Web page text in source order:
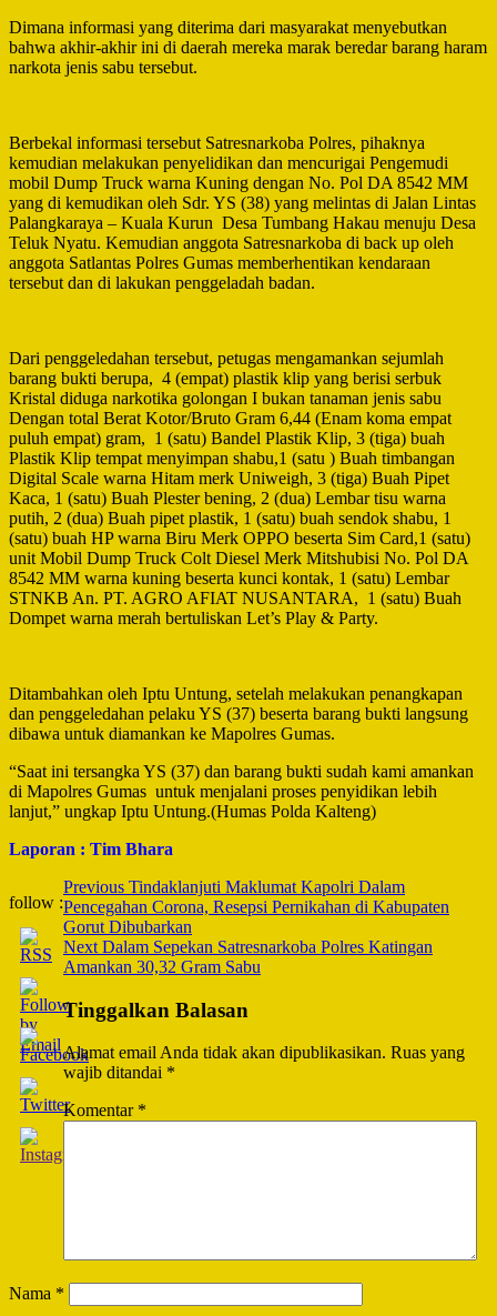
Dimana informasi yang diterima dari masyarakat menyebutkan
bahwa akhir-akhir ini di daerah mereka marak beredar barang haram
narkota jenis sabu tersebut.
Berbekal informasi tersebut Satresnarkoba Polres, pihaknya
kemudian melakukan penyelidikan dan mencurigai Pengemudi
mobil Dump Truck warna Kuning dengan No. Pol DA 8542 MM
yang di kemudikan oleh Sdr. YS (38) yang melintas di Jalan Lintas
Palangkaraya – Kuala Kurun Desa Tumbang Hakau menuju Desa
Teluk Nyatu. Kemudian anggota Satresnarkoba di back up oleh
anggota Satlantas Polres Gumas memberhentikan kendaraan
tersebut dan di lakukan penggeladah badan.
Dari penggeledahan tersebut, petugas mengamankan sejumlah
barang bukti berupa, 4 (empat) plastik klip yang berisi serbuk
Kristal diduga narkotika golongan I bukan tanaman jenis sabu
Dengan total Berat Kotor/Bruto Gram 6,44 (Enam koma empat
puluh empat) gram, 1 (satu) Bandel Plastik Klip, 3 (tiga) buah
Plastik Klip tempat menyimpan shabu,1 (satu ) Buah timbangan
Digital Scale warna Hitam merk Uniweigh, 3 (tiga) Buah Pipet
Kaca, 1 (satu) Buah Plester bening, 2 (dua) Lembar tisu warna
putih, 2 (dua) Buah pipet plastik, 1 (satu) buah sendok shabu, 1
(satu) buah HP warna Biru Merk OPPO beserta Sim Card,1 (satu)
unit Mobil Dump Truck Colt Diesel Merk Mitshubisi No. Pol DA
8542 MM warna kuning beserta kunci kontak, 1 (satu) Lembar
STNKB An. PT. AGRO AFIAT NUSANTARA, 1 (satu) Buah
Dompet warna merah bertuliskan Let’s Play & Party.
Ditambahkan oleh Iptu Untung, setelah melakukan penangkapan
dan penggeledahan pelaku YS (37) beserta barang bukti langsung
dibawa untuk diamankan ke Mapolres Gumas.
“Saat ini tersangka YS (37) dan barang bukti sudah kami amankan
di Mapolres Gumas untuk menjalani proses penyidikan lebih
lanjut,” ungkap Iptu Untung.(Humas Polda Kalteng)
Laporan : Tim Bhara
follow :
Post
Navigation
Previous Tindaklanjuti Maklumat Kapolri Dalam
Pencegahan Corona, Resepsi Pernikahan di Kabupaten
Gorut Dibubarkan
Next Dalam Sepekan Satresnarkoba Polres Katingan
Amankan 30,32 Gram Sabu
Tinggalkan Balasan
Alamat email Anda tidak akan dipublikasikan. Ruas yang
wajib ditandai *
Komentar *
Nama *